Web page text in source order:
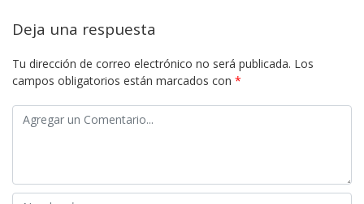
Deja una respuesta
Tu dirección de correo electrónico no será publicada. Los
campos obligatorios están marcados con *